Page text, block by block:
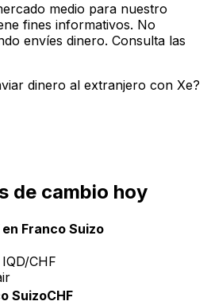
medio para nuestro
fines informativos. No
envíes dinero. Consulta las
dinero al extranjero con Xe?
de cambio hoy
Franco Suizo
CHF
SuizoCHF